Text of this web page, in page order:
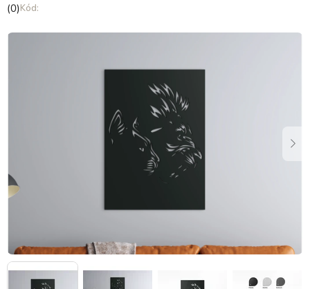
A
átlagos
(0)